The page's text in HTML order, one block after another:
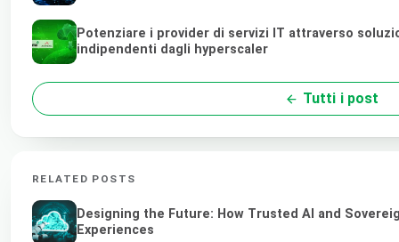
Potenziare i provider di servizi IT attraverso
indipendenti dagli hyperscaler
Tutti i post
RELATED POSTS
Designing the Future: How Trusted AI and
Experiences